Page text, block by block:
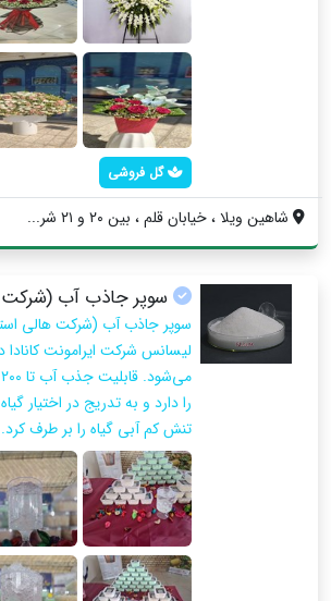
گل فروشی
شاهین ویلا ، خیابان قلم ، بین ۲۰ و ۲۱ شر...
سوپر جاذب آب (شرکت
سوپر جاذب آب (شرکت هالی
لیسانس شرکت ایرامونت کانادا
را دارد و به تدریج در اختیار
تنش کم آبی گیاه را بر طرف کرد.